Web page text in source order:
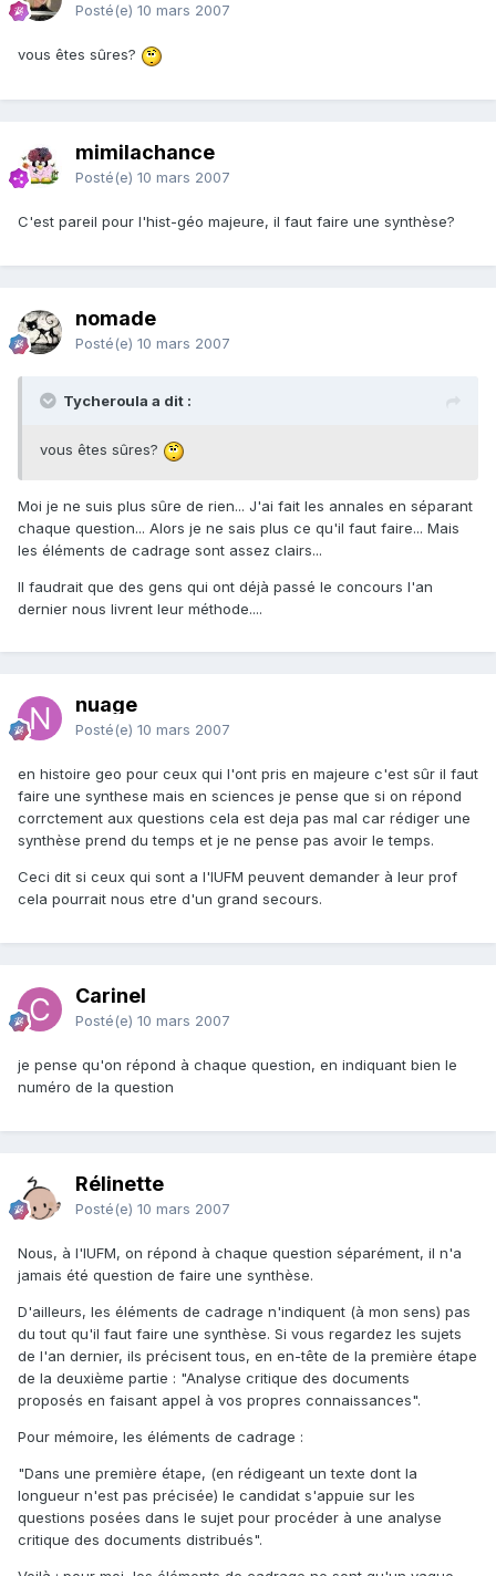
Posté(e) 10 mars 2007
vous êtes sûres?
mimilachance
Posté(e) 10 mars 2007
C'est pareil pour l'hist-géo majeure, il faut faire une synthèse?
nomade
Posté(e) 10 mars 2007
Tycheroula a dit :
vous êtes sûres?
Moi je ne suis plus sûre de rien... J'ai fait les annales en séparant
chaque question... Alors je ne sais plus ce qu'il faut faire... Mais
les éléments de cadrage sont assez clairs...
Il faudrait que des gens qui ont déjà passé le concours l'an
dernier nous livrent leur méthode....
nuage
Posté(e) 10 mars 2007
en histoire geo pour ceux qui l'ont pris en majeure c'est sûr il faut
faire une synthese mais en sciences je pense que si on répond
corrctement aux questions cela est deja pas mal car rédiger une
synthèse prend du temps et je ne pense pas avoir le temps.
Ceci dit si ceux qui sont a l'IUFM peuvent demander à leur prof
cela pourrait nous etre d'un grand secours.
Carinel
Posté(e) 10 mars 2007
je pense qu'on répond à chaque question, en indiquant bien le
numéro de la question
Rélinette
Posté(e) 10 mars 2007
Nous, à l'IUFM, on répond à chaque question séparément, il n'a
jamais été question de faire une synthèse.
D'ailleurs, les éléments de cadrage n'indiquent (à mon sens) pas
du tout qu'il faut faire une synthèse. Si vous regardez les sujets
de l'an dernier, ils précisent tous, en en-tête de la première étape
de la deuxième partie : "Analyse critique des documents
proposés en faisant appel à vos propres connaissances".
Pour mémoire, les éléments de cadrage :
"Dans une première étape, (en rédigeant un texte dont la
longueur n'est pas précisée) le candidat s'appuie sur les
questions posées dans le sujet pour procéder à une analyse
critique des documents distribués".